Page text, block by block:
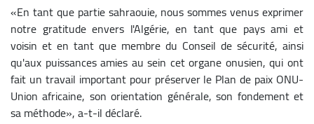
«En tant que partie sahraouie, nous sommes venus exprimer
notre gratitude envers l'Algérie, en tant que pays ami et
voisin et en tant que membre du Conseil de sécurité, ainsi
qu'aux puissances amies au sein cet organe onusien, qui ont
fait un travail important pour préserver le Plan de paix ONU-
Union africaine, son orientation générale, son fondement et
sa méthode», a-t-il déclaré.